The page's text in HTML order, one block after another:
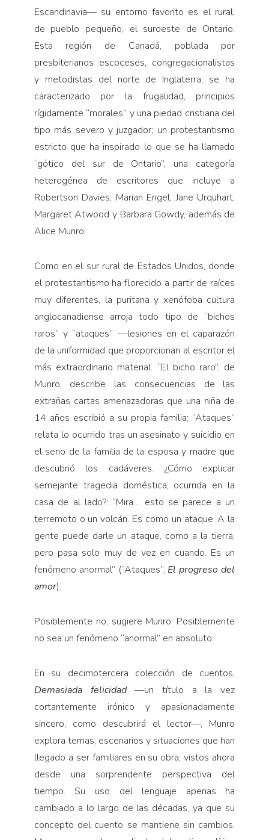
Escandinavia— su entorno favorito es el rural,
de pueblo pequeño, el suroeste de Ontario.
Esta región de Canadá, poblada por
presbiterianos escoceses, congregacionalistas
y metodistas del norte de Inglaterra, se ha
caracterizado por la frugalidad, principios
rígidamente “morales” y una piedad cristiana del
tipo más severo y juzgador; un protestantismo
estricto que ha inspirado lo que se ha llamado
“gótico del sur de Ontario”, una categoría
heterogénea de escritores que incluye a
Robertson Davies, Marian Engel, Jane Urquhart,
Margaret Atwood y Barbara Gowdy, además de
Alice Munro.
Como en el sur rural de Estados Unidos, donde
el protestantismo ha florecido a partir de raíces
muy diferentes, la puritana y xenófoba cultura
anglocanadiense arroja todo tipo de “bichos
raros” y “ataques” —lesiones en el caparazón
de la uniformidad que proporcionan al escritor el
más extraordinario material. “El bicho raro”, de
Munro, describe las consecuencias de las
extrañas cartas amenazadoras que una niña de
14 años escribió a su propia familia; “Ataques”
relata lo ocurrido tras un asesinato y suicidio en
el seno de la familia de la esposa y madre que
descubrió los cadáveres. ¿Cómo explicar
semejante tragedia doméstica, ocurrida en la
casa de al lado?: “Mira… esto se parece a un
terremoto o un volcán. Es como un ataque. A la
gente puede darle un ataque, como a la tierra,
pero pasa solo muy de vez en cuando. Es un
fenómeno anormal” (“Ataques”, El progreso del
amor).
Posiblemente no, sugiere Munro. Posiblemente
no sea un fenómeno “anormal” en absoluto.
En su decimotercera colección de cuentos,
Demasiada felicidad—un título a la vez
cortantemente irónico y apasionadamente
sincero, como descubrirá el lector—, Munro
explora temas, escenarios y situaciones que han
llegado a ser familiares en su obra, vistos ahora
desde una sorprendente perspectiva del
tiempo. Su uso del lenguaje apenas ha
cambiado a lo largo de las décadas, ya que su
concepto del cuento se mantiene sin cambios.